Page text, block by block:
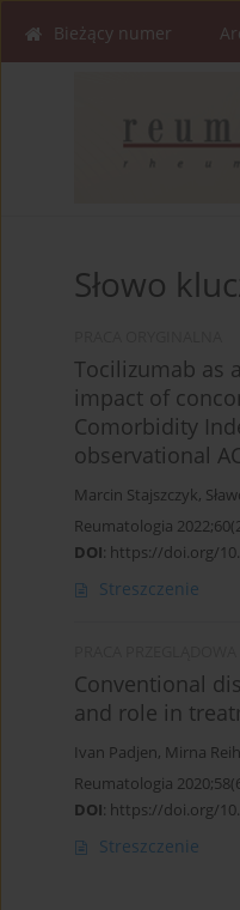
Bieżący numer
Słowo
Tocilizumab as
impact of
Comorbidity
observational
Marcin Stajszczyk,
Reumatologia
DOI: https://doi.org/
Streszczenie
Conventional
and role in
Ivan Padjen, Mirna
Reumatologia
DOI: https://doi.org/
Streszczenie